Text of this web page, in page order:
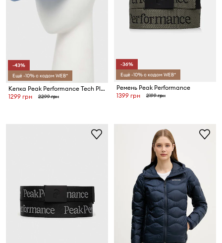
-43%
Ещё -10% с кодом WEB*
Кепка Peak Performance Tech Player
1299 грн
2299 грн
-36%
Ещё -10% с кодом WEB*
Ремень Peak Performance
1399 грн
2199 грн